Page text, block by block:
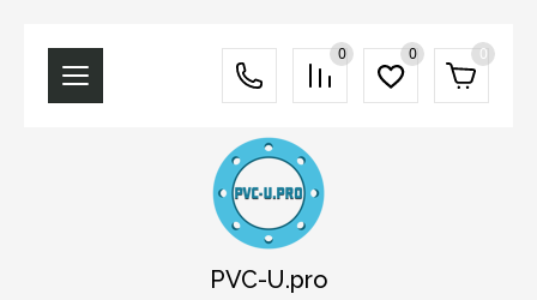
0 0 0
PVC-U.pro